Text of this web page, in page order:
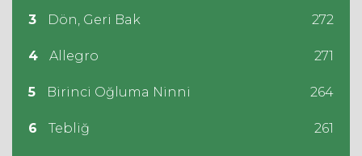
3 Dön, Geri Bak 272
4 Allegro 271
5 Birinci Oğluma Ninni 264
6 Tebliğ 261